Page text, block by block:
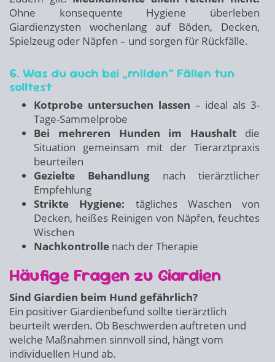
Ohne konsequente Hygiene überleben
Giardienzysten wochenlang auf Böden, Decken,
Spielzeug oder Näpfen – und sorgen für Rückfälle.
6. Was du auch bei „milden“ Fällen tun
solltest
Kotprobe untersuchen lassen – ideal als 3-
Tage-Sammelprobe
Bei mehreren Hunden im Haushalt die
Situation gemeinsam mit der Tierarztpraxis
beurteilen
Gezielte Behandlung nach tierärztlicher
Empfehlung
Strikte Hygiene: tägliches Waschen von
Decken, heißes Reinigen von Näpfen, feuchtes
Wischen
Nachkontrolle nach der Therapie
Häufige Fragen zu Giardien
Sind Giardien beim Hund gefährlich?
Ein positiver Giardienbefund sollte tierärztlich
beurteilt werden. Ob Beschwerden auftreten und
welche Maßnahmen sinnvoll sind, hängt vom
individuellen Hund ab.